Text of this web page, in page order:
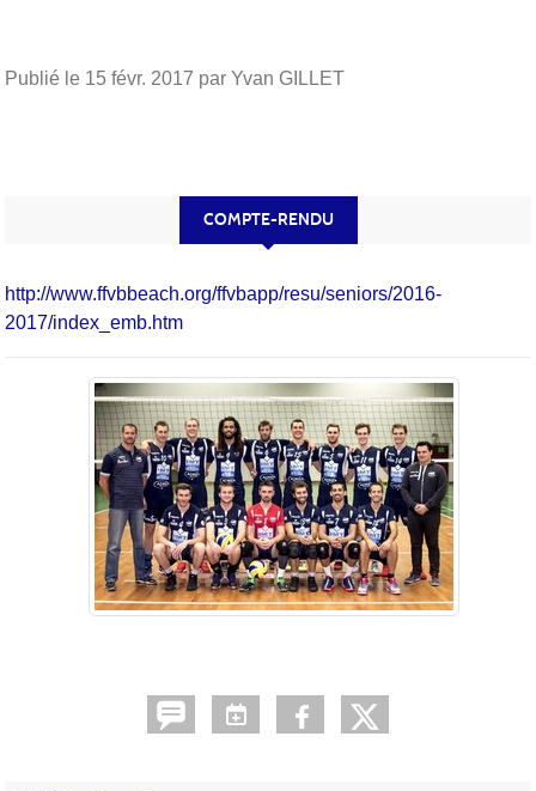
Publié le 15 févr. 2017 par Yvan GILLET
COMPTE-RENDU
http://www.ffvbbeach.org/ffvbapp/resu/seniors/2016-
2017/index_emb.htm